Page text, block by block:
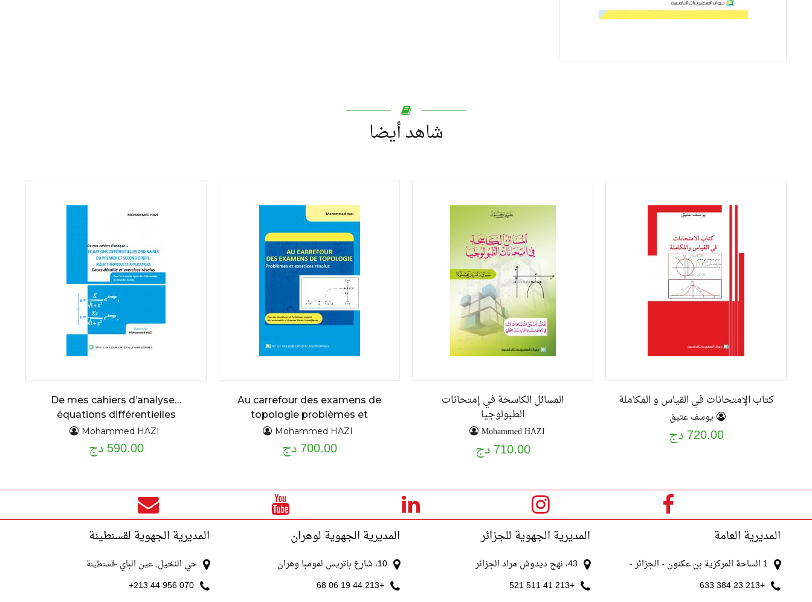
شاهد أيضا
كتاب الإمتحانات في القياس و المكاملة
يوسف عتيق
720.00 دج
المسائل الكاسحة في إمتحانات
الطبولوجيا
Mohammed HAZI
710.00 دج
Au carrefour des examens de
topologie problèmes et
exercices résolus
Mohammed HAZI
700.00 دج
De mes cahiers d’analyse…
équations différentielles
ordinaires du premier et second
ordre : assise théorique et
applications cours détaillé et
Mohammed HAZI
590.00 دج
المديرية العامة
1 الساحة المركزية بن عكنون - الجزائر -
+213 23 384 633
المديرية الجهوية للجزائر
43، نهج ديدوش مراد الجزائر
+213 41 511 521
المديرية الجهوية لوهران
10، شارع باتريس لمومبا وهران
+213 44 19 06 68
المديرية الجهوية لقسنطينة
حي النخيل, عين الباي -قسنطينة
070 956 44 213+